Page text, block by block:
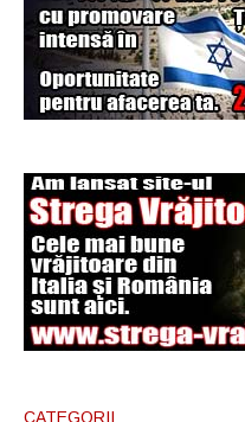
CATEGORII